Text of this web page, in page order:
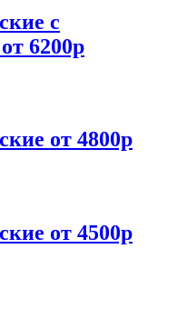
с
6200р
от 4800р
от 4500р